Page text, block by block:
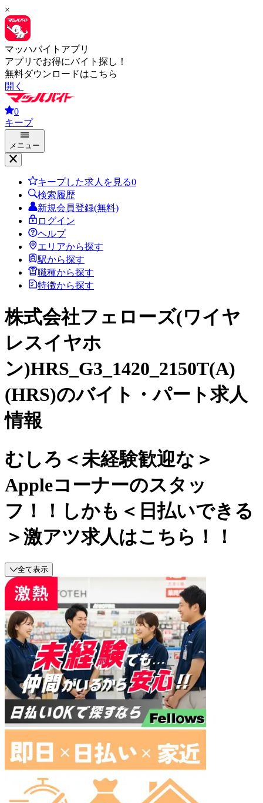
×
マッハバイトアプリ
アプリでお得にバイト探し！
無料ダウンロードはこちら
開く
0
キープ
メニュー
キープした求人を見る0
検索履歴
新規会員登録(無料)
ログイン
ヘルプ
エリアから探す
駅から探す
職種から探す
特徴から探す
株式会社フェローズ(ワイヤ
レスイヤホ
ン)HRS_G3_1420_2150T(A)
(HRS)のバイト・パート求人
情報
むしろ＜未経験歓迎な＞
Appleコーナーのスタッ
フ！！しかも＜日払いできる
＞激アツ求人はこちら！！
全て表示